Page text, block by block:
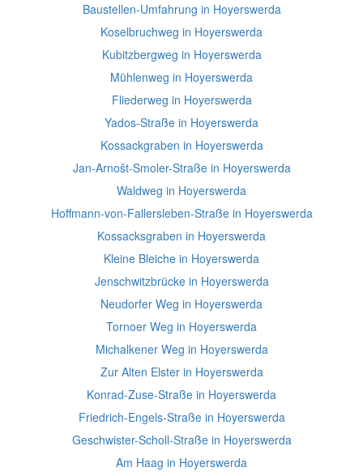
Baustellen-Umfahrung in Hoyerswerda
Koselbruchweg in Hoyerswerda
Kubitzbergweg in Hoyerswerda
Mühlenweg in Hoyerswerda
Fliederweg in Hoyerswerda
Yados-Straße in Hoyerswerda
Kossackgraben in Hoyerswerda
Jan-Arnošt-Smoler-Straße in Hoyerswerda
Waldweg in Hoyerswerda
Hoffmann-von-Fallersleben-Straße in Hoyerswerda
Kossacksgraben in Hoyerswerda
Kleine Bleiche in Hoyerswerda
Jenschwitzbrücke in Hoyerswerda
Neudorfer Weg in Hoyerswerda
Tornoer Weg in Hoyerswerda
Michalkener Weg in Hoyerswerda
Zur Alten Elster in Hoyerswerda
Konrad-Zuse-Straße in Hoyerswerda
Friedrich-Engels-Straße in Hoyerswerda
Geschwister-Scholl-Straße in Hoyerswerda
Am Haag in Hoyerswerda